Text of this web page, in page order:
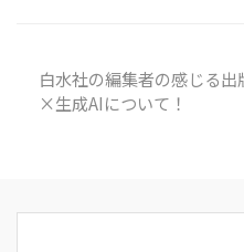
白水社の編集者の感じる
×生成AIについて！